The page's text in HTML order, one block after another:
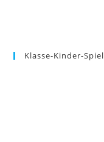
Klasse-Kinder-Spiel